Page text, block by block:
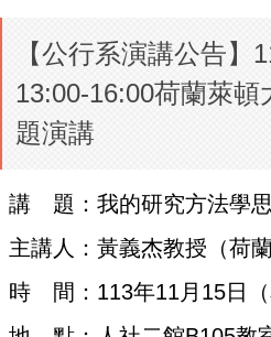
【公行系演講公告】
13:00-16:00荷蘭萊
題演講
講 題：我的研究方法學
主講人：黃義杰教授（荷
時 間：113年11月15日